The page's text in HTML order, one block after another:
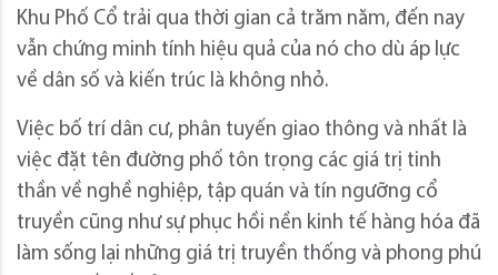
Khu Phố Cổ trải qua thời gian cả trăm năm, đến nay
vẫn chứng minh tính hiệu quả của nó cho dù áp lực
về dân số và kiến trúc là không nhỏ.
Việc bố trí dân cư, phân tuyến giao thông và nhất là
việc đặt tên đường phố tôn trọng các giá trị tinh
thần về nghề nghiệp, tập quán và tín ngưỡng cổ
truyền cũng như sự phục hồi nền kinh tế hàng hóa đã
làm sống lại những giá trị truyền thống và phong phú